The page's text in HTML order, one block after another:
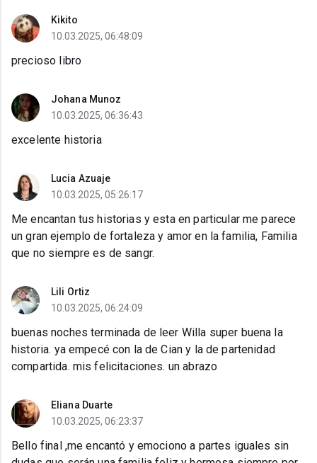
Kikito
10.03.2025, 06:48:09
precioso libro
Johana Munoz
10.03.2025, 06:36:43
excelente historia
Lucia Azuaje
10.03.2025, 05:26:17
Me encantan tus historias y esta en particular me parece
un gran ejemplo de fortaleza y amor en la familia, Familia
que no siempre es de sangr.
Lili Ortiz
10.03.2025, 06:24:09
buenas noches terminada de leer Willa super buena la
historia. ya empecé con la de Cian y la de partenidad
compartida. mis felicitaciones. un abrazo
Eliana Duarte
10.03.2025, 06:23:37
Bello final ,me encantó y emociono a partes iguales sin